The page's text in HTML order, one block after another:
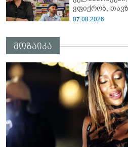
ვფიქრობ,
- გიორგი კეკელიძე გმირი ანწუხელიძის
07.08.2026
მოზაიკა